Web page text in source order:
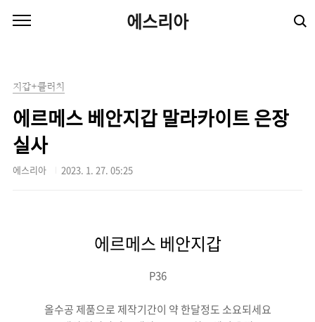
에스리아
지갑+클러치
에르메스 베안지갑 말라카이트 은장
실사
에스리아 2023. 1. 27. 05:25
에르메스 베안지갑
P36
올수공 제품으로 제작기간이 약 한달정도 소요되세요